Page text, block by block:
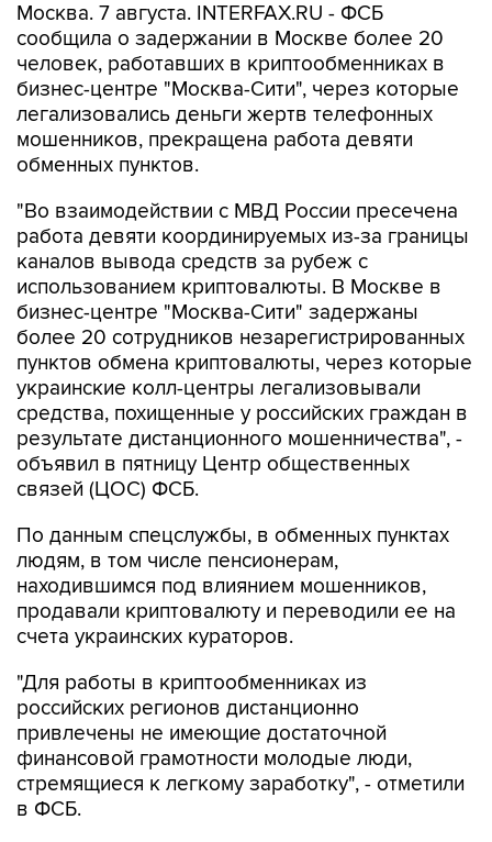
Москва. 7 августа. INTERFAX.RU - ФСБ
сообщила о задержании в Москве более 20
человек, работавших в криптообменниках в
бизнес-центре "Москва-Сити", через которые
легализовались деньги жертв телефонных
мошенников, прекращена работа девяти
обменных пунктов.
"Во взаимодействии с МВД России пресечена
работа девяти координируемых из-за границы
каналов вывода средств за рубеж с
использованием криптовалюты. В Москве в
бизнес-центре "Москва-Сити" задержаны
более 20 сотрудников незарегистрированных
пунктов обмена криптовалюты, через которые
украинские колл-центры легализовывали
средства, похищенные у российских граждан в
результате дистанционного мошенничества", -
объявил в пятницу Центр общественных
связей (ЦОС) ФСБ.
По данным спецслужбы, в обменных пунктах
людям, в том числе пенсионерам,
находившимся под влиянием мошенников,
продавали криптовалюту и переводили ее на
счета украинских кураторов.
"Для работы в криптообменниках из
российских регионов дистанционно
привлечены не имеющие достаточной
финансовой грамотности молодые люди,
стремящиеся к легкому заработку", - отметили
в ФСБ.